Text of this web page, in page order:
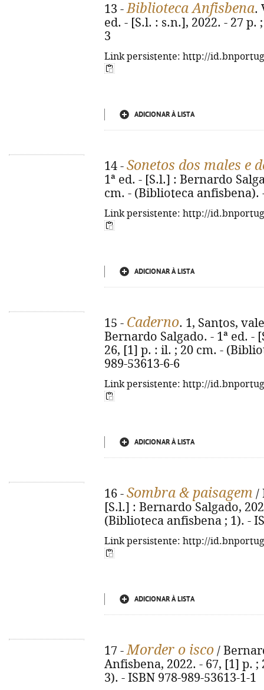
13 -Biblioteca Anfisbena.
ed. - [S.l. : s.n.], 2022. - 27 p.
3
Link persistente: http://
ADICIONAR À LISTA
14 - Sonetos dos males e
1ª ed. - [S.l.] : Bernardo
cm. - (Biblioteca anfisbena).
Link persistente: http://
ADICIONAR À LISTA
15 - Caderno. 1, Santos,
Bernardo Salgado. - 1ª ed. -
26, [1] p. : il. ; 20 cm. -
989-53613-6-6
Link persistente: http://
ADICIONAR À LISTA
16 - Sombra & paisagem /
[S.l.] : Bernardo Salgado,
(Biblioteca anfisbena ; 1). -
Link persistente: http://
ADICIONAR À LISTA
17 -Morder o isco /
Anfisbena, 2022. - 67, [1] p.
3). - ISBN 978-989-53613-1-1